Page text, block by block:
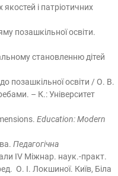
і патріотичних
позашкільної освіти.
становленню дітей
позашкільної освіти / О. В.
– К.: Університет
Education: Modern
Педагогічна
ІV Міжнар. наук.-практ.
О. І. Локшиної. Київ, Біла